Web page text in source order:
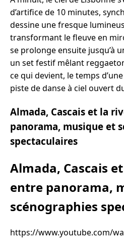
d’artifice de 10 minutes,
dessine une fresque
transformant le fleuve en
se prolonge ensuite jusqu’à
un set festif mêlant
ce qui devient, le temps
piste de danse à ciel ouvert
Almada, Cascais et la
panorama, musique et
spectaculaires
Almada, Cascais
entre panorama,
scénographies
https://www.youtube.com/